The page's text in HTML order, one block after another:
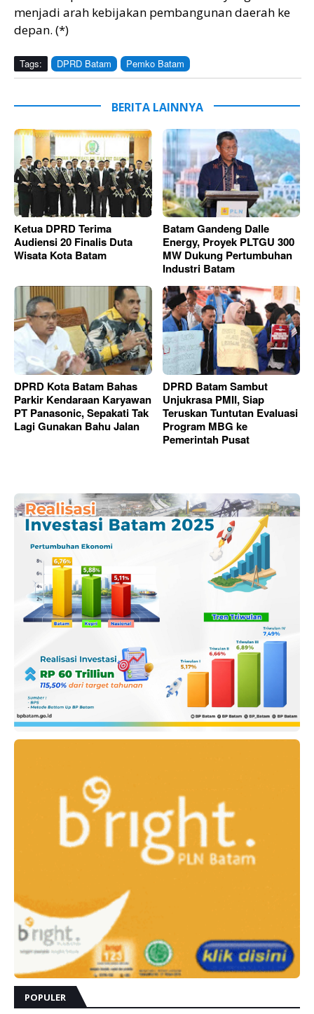
menjadi arah kebijakan pembangunan daerah ke
depan. (*)
Tags: DPRD Batam Pemko Batam
BERITA LAINNYA
Ketua DPRD Terima
Audiensi 20 Finalis Duta
Wisata Kota Batam
Batam Gandeng Dalle
Energy, Proyek PLTGU 300
MW Dukung Pertumbuhan
Industri Batam
DPRD Kota Batam Bahas
Parkir Kendaraan Karyawan
PT Panasonic, Sepakati Tak
Lagi Gunakan Bahu Jalan
DPRD Batam Sambut
Unjukrasa PMII, Siap
Teruskan Tuntutan Evaluasi
Program MBG ke
Pemerintah Pusat
POPULER